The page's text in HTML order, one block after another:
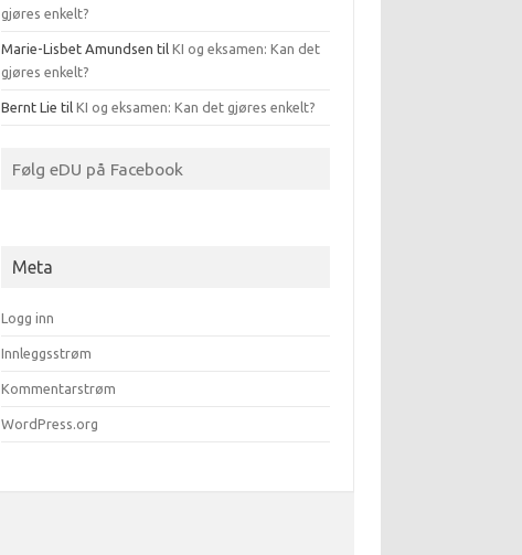
gjøres enkelt?
Marie-Lisbet Amundsen tilKI og eksamen: Kan det
gjøres enkelt?
Bernt Lie tilKI og eksamen: Kan det gjøres enkelt?
Følg eDU på Facebook
Meta
Logg inn
Innleggsstrøm
Kommentarstrøm
WordPress.org